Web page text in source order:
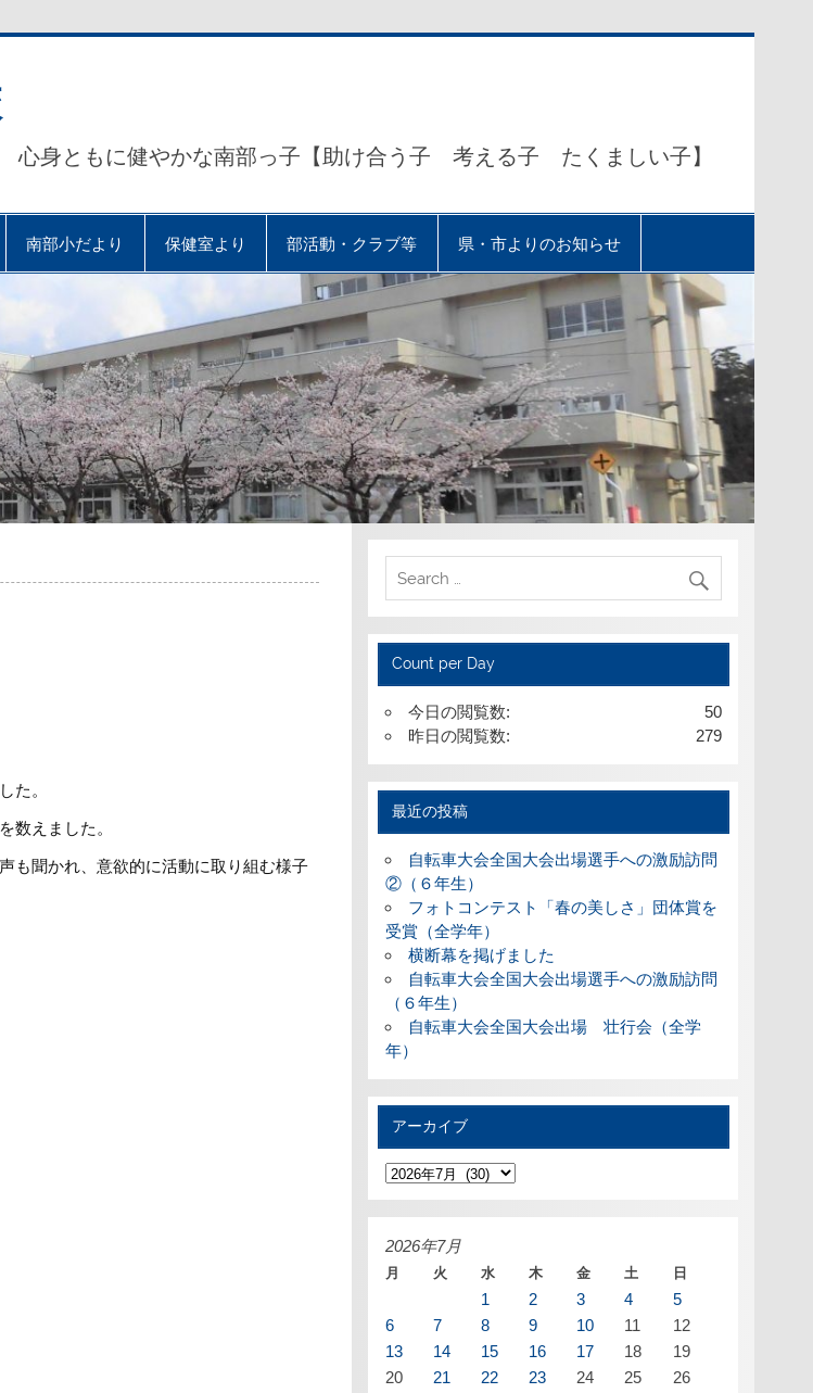
身ともに健やかな南部っ子【助け合う子 考える子 たくましい子】
南部小だより 保健室より 部活動・クラブ等 県・市よりのお知らせ
た。
数えました。
も聞かれ、意欲的に活動に取り組む様子
Count per Day
50
今日の閲覧数:
279
昨日の閲覧数:
最近の投稿
自転車大会全国大会出場選手への激励訪問
②（６年生）
フォトコンテスト「春の美しさ」団体賞を
受賞（全学年）
横断幕を掲げました
自転車大会全国大会出場選手への激励訪問
（６年生）
自転車大会全国大会出場 壮行会（全学
年）
アーカイブ
ア
ー
カ
イ
2026年7月
月 火 水 木 金 土 日
1 2 3 4
5
6
7 8 9 10 11
12
13
14 15 16 17 18
19
20
21 22 23 24 25
26